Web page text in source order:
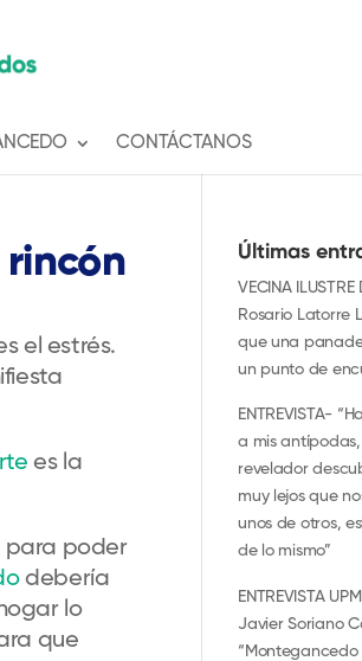
CONTÁCTANOS
el estrés.
es la
para poder
debería
lo
que
Últimas
VECINA ILUSTRE
Rosario Latorre
que una
un punto de
ENTREVISTA-
a mis
revelador
muy lejos que
unos de otros,
de lo mismo”
ENTREVISTA
Javier Soriano
“Montegancedo